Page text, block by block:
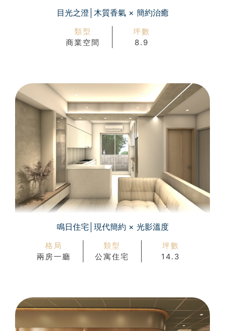
目光之澄│木質香氣 × 簡約治癒
類型
商業空間
坪數
8.9
鳴日住宅│現代簡約 × 光影溫度
格局
兩房一廳
類型
公寓住宅
坪數
14.3